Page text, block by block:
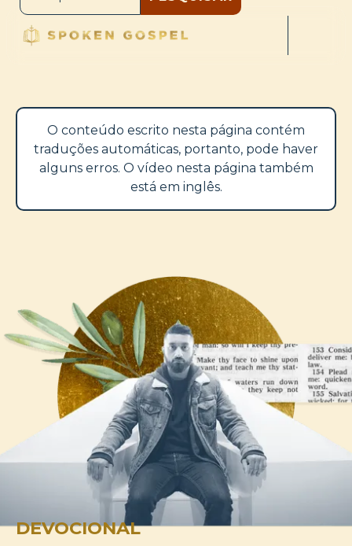
O conteúdo escrito nesta página contém
traduções automáticas, portanto, pode haver
alguns erros. O vídeo nesta página também
está em inglês.
DEVOCIONAL